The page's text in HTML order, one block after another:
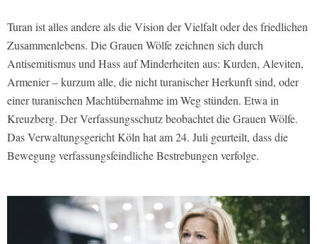
Turan ist alles andere als die Vision der Vielfalt oder des friedlichen
Zusammenlebens. Die Grauen Wölfe zeichnen sich durch
Antisemitismus und Hass auf Minderheiten aus: Kurden, Aleviten,
Armenier – kurzum alle, die nicht turanischer Herkunft sind, oder
einer turanischen Machtübernahme im Weg stünden. Etwa in
Kreuzberg. Der Verfassungsschutz beobachtet die Grauen Wölfe.
Das Verwaltungsgericht Köln hat am 24. Juli geurteilt, dass die
Bewegung verfassungsfeindliche Bestrebungen verfolge.